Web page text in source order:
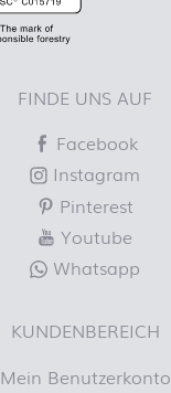
FINDE UNS AUF
Facebook
Instagram
Pinterest
Youtube
Whatsapp
KUNDENBEREICH
Mein Benutzerkonto